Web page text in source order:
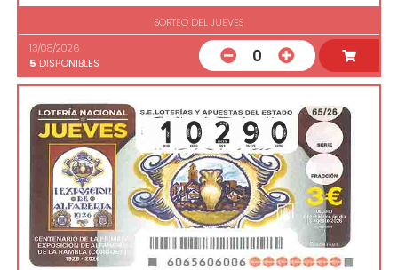
SORTEO DEL JUEVES
13/08/2026
5 DISPONIBLES 0